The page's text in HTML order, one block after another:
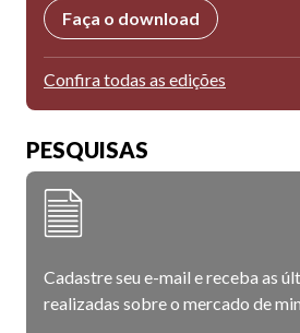
Faça o download
Confira todas as edições
PESQUISAS
Cadastre seu e-mail e receba as
realizadas sobre o mercado de